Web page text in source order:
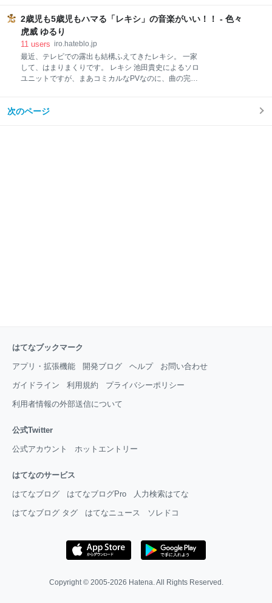
いけない事が多い反面、ハマると定期訪問せずにいら
れない中毒性を醸し出してくれるブロガーさん。 ぶら
り系は、緩い反面、たまに知ってるところなんか出て
きて、多くの
うものかというと 目的 お友達や先生と、いつもと違う
体験をして、親睦を深めよう 対象 年長さん おおまか
なスケジュール 夕方：登園 夕方：みんなでカレー作り
夕方：園庭で夕飯 夕方：キャンプファイヤー＆先生の
出し物 夜：近所の銭湯でお風呂 夜：ゲーム（いわゆ
る、遊びの意味のゲームで、テレビゲームではない）
と、まだまだ、”そそう”しちゃう子もいるでしょうか
2歳児も5歳児もハマる「レキシ」の音楽がいい！！ - 色々
虎威 ゆるり
11 users iro.hateblo.jp
最近、テレビでの露出も結構ふえてきたレキシ。 一家
して、はまりまくりです。 レキシ 池田貴史によるソロ
ユニットですが、まあコミカルなPVなのに、曲の完成
セッションしたりもしています。 スポンサーリンク 2
次のページ
はてなブックマーク
アプリ・拡張機能 開発ブログ ヘルプ お問い合わせ
ガイドライン 利用規約 プライバシーポリシー
利用者情報の外部送信について
公式Twitter
公式アカウント ホットエントリー
はてなのサービス
はてなブログ はてなブログPro 人力検索はてな
はてなブログ タグ はてなニュース ソレドコ
Copyright © 2005-2026 Hatena. All Rights Reserved.